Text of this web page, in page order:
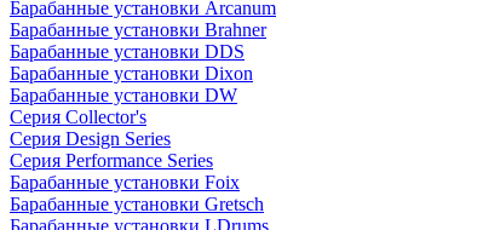
Барабанные установки Arcanum
Барабанные установки Brahner
Барабанные установки DDS
Барабанные установки Dixon
Барабанные установки DW
Серия Collector's
Серия Design Series
Серия Performance Series
Барабанные установки Foix
Барабанные установки Gretsch
Барабанные установки LDrums